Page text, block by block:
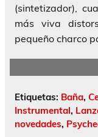
(sintetizador),
más viva
pequeño charco
Etiquetas: Baña,
Instrumental,
novedades,